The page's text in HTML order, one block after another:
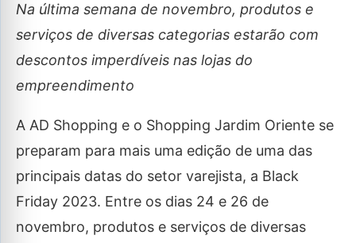
Na última semana de novembro, produtos e
serviços de diversas categorias estarão com
descontos imperdíveis nas lojas do
empreendimento
A AD Shopping e o Shopping Jardim Oriente se
preparam para mais uma edição de uma das
principais datas do setor varejista, a Black
Friday 2023. Entre os dias 24 e 26 de
novembro, produtos e serviços de diversas